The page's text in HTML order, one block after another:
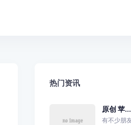
热门资讯
原创 苹...
有不少朋